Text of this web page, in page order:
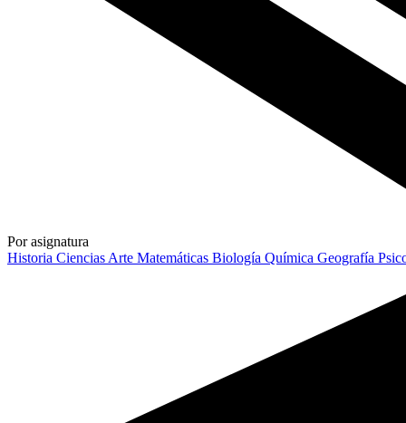
Por asignatura
Historia Ciencias Arte Matemáticas Biología Química Geografía